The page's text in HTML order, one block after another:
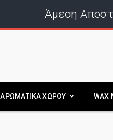
Άμεση
ΑΡΩΜΑΤΙΚΑ ΧΩΡΟΥ WAX